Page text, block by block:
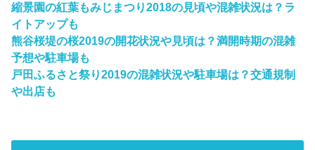
縮景園の紅葉もみじまつり2018の見頃や混雑状況は？ラ
イトアップも
熊谷桜堤の桜2019の開花状況や見頃は？満開時期の混雑
予想や駐車場も
戸田ふるさと祭り2019の混雑状況や駐車場は？交通規制
や出店も